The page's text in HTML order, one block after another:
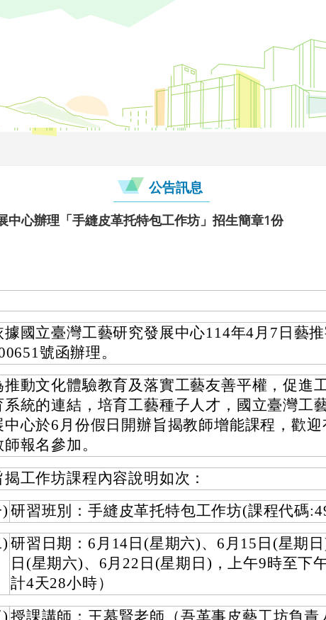
公告訊息
中心辦理「手縫皮革托特包工作坊」招生簡章1份
據國立臺灣工藝研究發展中心114年4月7日藝
號函辦理。
推動文化體驗教育及落實工藝友善平權，促進
系統的連結，培育工藝種子人才，國立臺灣工
中心於6月份假日開辦旨揭教師增能課程，歡迎
師報名參加。
揭工作坊課程內容說明如次：
研習班別：手縫皮革托特包工作坊(課程代碼
研習日期：6月14日(星期六)、6月15日(星期
日(星期六)、6月22日(星期日)，上午9時至下
計4天28小時）
授課講師：王慕賢老師（吾革事皮藝工坊負責